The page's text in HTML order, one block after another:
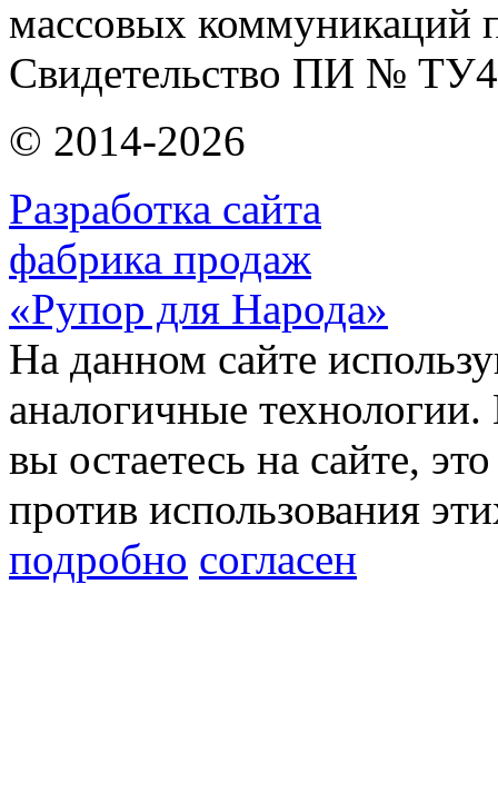
массовых коммуникаций
Свидетельство ПИ №
© 2014-2026
Разработка сайта
фабрика продаж
«Рупор для Народа»
На данном сайте
аналогичные
вы остаетесь на сайте,
против использования
подробно согласен